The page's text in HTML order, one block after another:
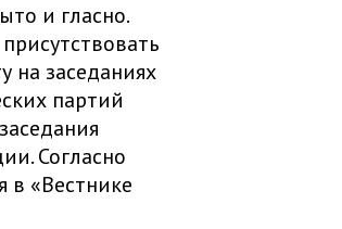
и гласно.
на заседаниях
партий
Согласно
в «Вестнике